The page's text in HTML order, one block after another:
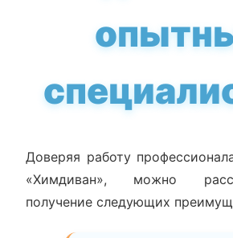
Доверяя работу
«Химдиван», можно
получение следующих